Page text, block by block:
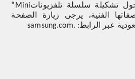
تشكيلة سلسلة تلفزيونات“Mini
ومواصفاتها الفنية، يرجى زيارة الصفحة
عبر الرابط: samsung.com.